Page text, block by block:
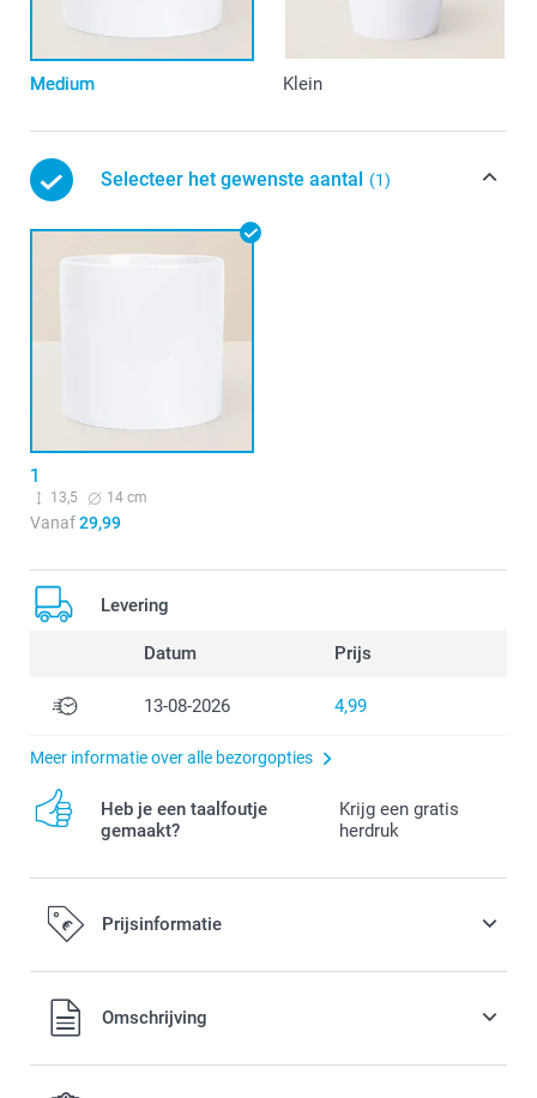
Medium Klein
Selecteer het gewenste aantal (1)
1
13,5 14 cm
Vanaf29,99
Levering
Datum Prijs
13-08-2026 4,99
Meer informatie over alle bezorgopties
Heb je een taalfoutje
gemaakt?
Krijg een gratis
herdruk
Prijsinformatie
Alle prijzen zijn in EURO (€) inclusief BTW en exclusief
verzendkosten.Omschrijving